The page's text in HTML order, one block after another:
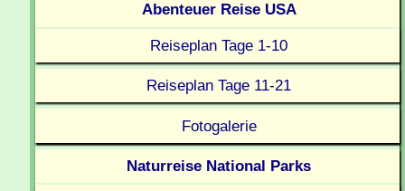
Abenteuer Reise USA
Reiseplan Tage 1-10
Reiseplan Tage 11-21
Fotogalerie
Naturreise National Parks